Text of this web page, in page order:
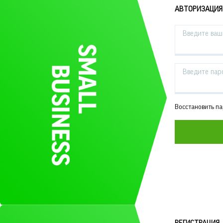
АВТОРИЗАЦИЯ
Введите
Введите
Восстановить